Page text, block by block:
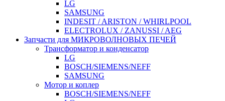
LG
SAMSUNG
INDESIT / ARISTON / WHIRLPOOL
ELECTROLUX / ZANUSSI / AEG
Запчасти для МИКРОВОЛНОВЫХ ПЕЧЕЙ
Трансформатор и конденсатор
LG
BOSCH/SIEMENS/NEFF
SAMSUNG
Мотор и коплер
BOSCH/SIEMENS/NEFF